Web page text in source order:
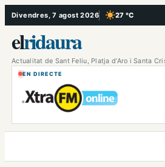
Vés
al
contingut
Divendres, 7 agost 2026 27 °C
, Cel serè
elridaura
Actualitat de Sant Feliu, Platja d’Aro i Santa
EN DIRECTE